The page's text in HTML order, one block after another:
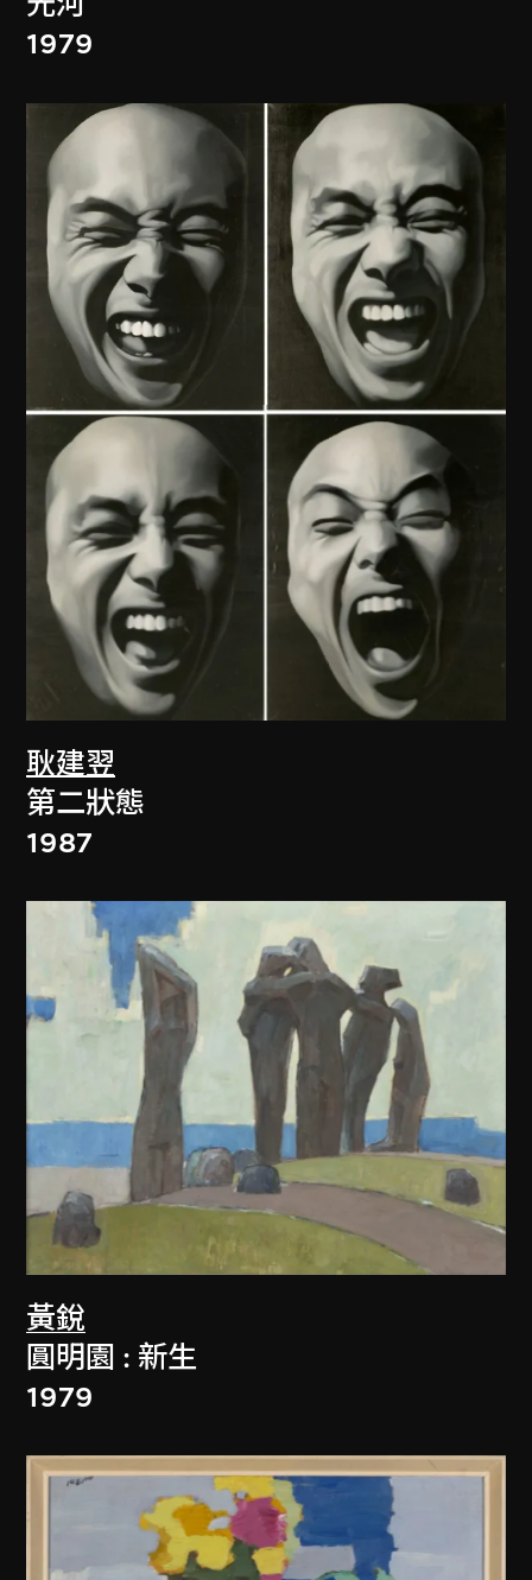
1979
耿建翌
第二狀態
1987
黃銳
圓明園 : 新生
1979